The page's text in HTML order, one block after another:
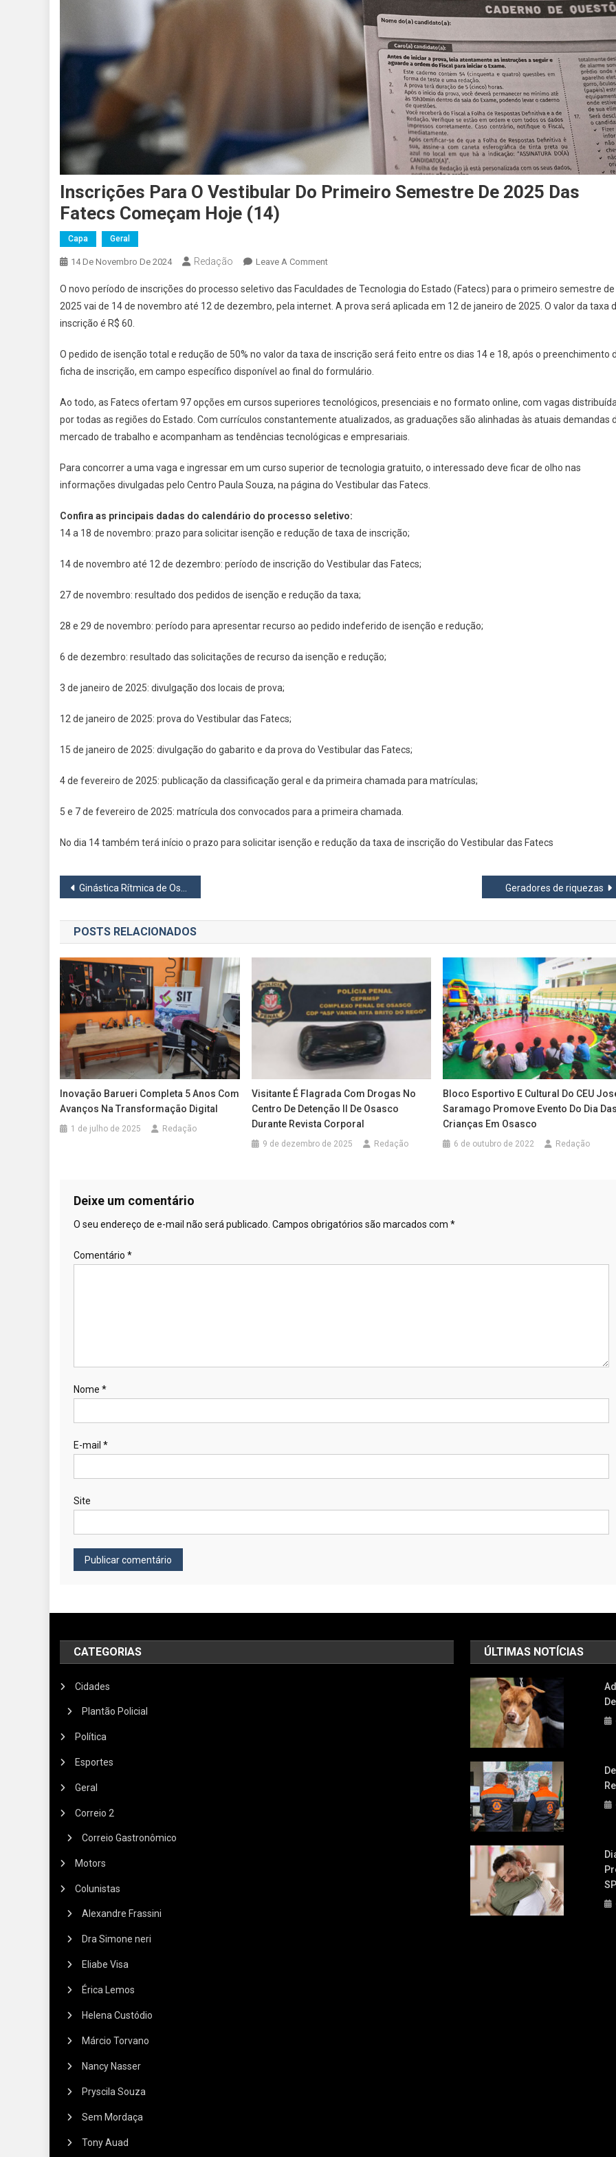
Inscrições Para O Vestibular Do Primeiro Semestre De 2025 Das
Fatecs Começam Hoje (14)
Capa Geral
14 De Novembro De 2024 Redação Leave A CommentOn
Para
O
Primeiro
Semestre
2025
Das
Fatecs
Hoje
(14)
O novo período de inscrições do processo seletivo das Faculdades de Tecnologia do Estado (Fatecs) para o primeiro semestre de
2025 vai de 14 de novembro até 12 de dezembro, pela internet. A prova será aplicada em 12 de janeiro de 2025. O valor da taxa
inscrição é R$ 60.
O pedido de isenção total e redução de 50% no valor da taxa de inscrição será feito entre os dias 14 e 18, após o preenchimento
ficha de inscrição, em campo específico disponível ao final do formulário.
Ao todo, as Fatecs ofertam 97 opções em cursos superiores tecnológicos, presenciais e no formato online, com vagas
por todas as regiões do Estado. Com currículos constantemente atualizados, as graduações são alinhadas às atuais demandas
mercado de trabalho e acompanham as tendências tecnológicas e empresariais.
Para concorrer a uma vaga e ingressar em um curso superior de tecnologia gratuito, o interessado deve ficar de olho nas
informações divulgadas pelo Centro Paula Souza, na página do Vestibular das Fatecs.
Confira as principais dadas do calendário do processo seletivo:
14 a 18 de novembro: prazo para solicitar isenção e redução de taxa de inscrição;
14 de novembro até 12 de dezembro: período de inscrição do Vestibular das Fatecs;
27 de novembro: resultado dos pedidos de isenção e redução da taxa;
28 e 29 de novembro: período para apresentar recurso ao pedido indeferido de isenção e redução;
6 de dezembro: resultado das solicitações de recurso da isenção e redução;
3 de janeiro de 2025: divulgação dos locais de prova;
12 de janeiro de 2025: prova do Vestibular das Fatecs;
15 de janeiro de 2025: divulgação do gabarito e da prova do Vestibular das Fatecs;
4 de fevereiro de 2025: publicação da classificação geral e da primeira chamada para matrículas;
5 e 7 de fevereiro de 2025: matrícula dos convocados para a primeira chamada.
No dia 14 também terá início o prazo para solicitar isenção e redução da taxa de inscrição do Vestibular das Fatecs
Navegação
de
Post
Ginástica Rítmica de Osasco conquista título na Copa Sul-Americana Geradores de riquezas
POSTS RELACIONADOS
Inovação Barueri Completa 5 Anos Com
Avanços Na Transformação Digital
1 de julho de 2025 Redação
Visitante É Flagrada Com Drogas No
Centro De Detenção II De Osasco
Durante Revista Corporal
9 de dezembro de 2025 Redação
Bloco Esportivo E Cultural Do CEU
Saramago Promove Evento Do Dia
Crianças Em Osasco
6 de outubro de 2022 Redação
Deixe um comentário
O seu endereço de e-mail não será publicado. Campos obrigatórios são marcados com *
Comentário *
Nome *
E-mail *
Site
CATEGORIAS
Cidades
Plantão Policial
Política
Esportes
Geral
Correio 2
Correio Gastronômico
Motors
Colunistas
Alexandre Frassini
Dra Simone neri
Eliabe Visa
Érica Lemos
Helena Custódio
Márcio Torvano
Nancy Nasser
Pryscila Souza
Sem Mordaça
Tony Auad
ÚLTIMAS NOTÍCIAS
SP